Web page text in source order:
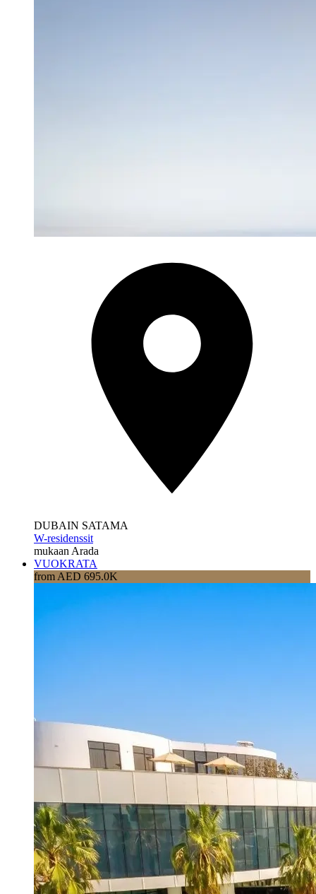
DUBAIN SATAMA
W-residenssit
mukaan Arada
VUOKRATA
from AED 695.0K